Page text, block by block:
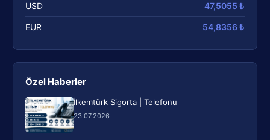
USD 47,5055 ₺
EUR 54,8356 ₺
Özel Haberler
İlkemtürk Sigorta | Telefonu
23.07.2026